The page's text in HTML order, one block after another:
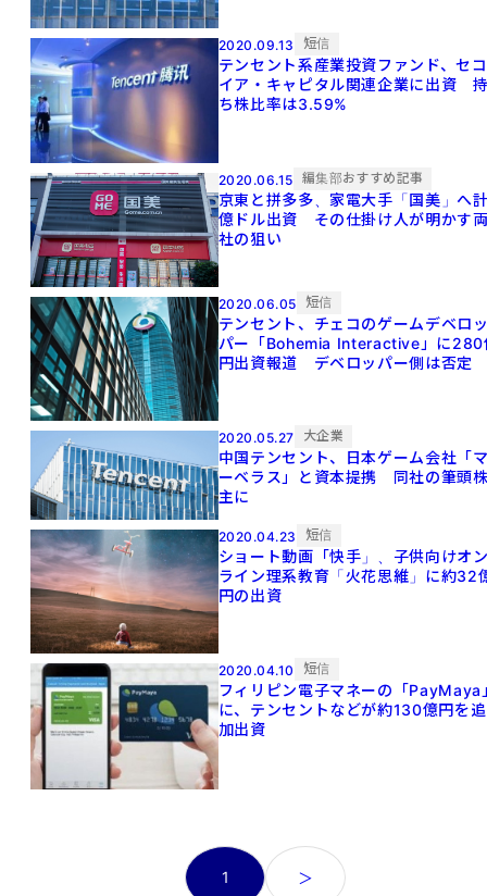
2020.09.13 短信
テンセント系産業投資ファンド、セコ
イア・キャピタル関連企業に出資
ち株比率は3.59%
2020.06.15 編集部おすすめ記事
京東と拼多多、家電大手「国美」へ
億ドル出資 その仕掛け人が明かす
社の狙い
2020.06.05 短信
テンセント、チェコのゲームデベロ
パー「Bohemia Interactive」に280
円出資報道 デベロッパー側は否定
2020.05.27 大企業
中国テンセント、日本ゲーム会社「
ーベラス」と資本提携 同社の筆頭
主に
2020.04.23 短信
ショート動画「快手」、子供向けオ
ライン理系教育「火花思維」に約32
円の出資
2020.04.10 短信
フィリピン電子マネーの「PayMaya
に、テンセントなどが約130億円を追
加出資
1 ＞